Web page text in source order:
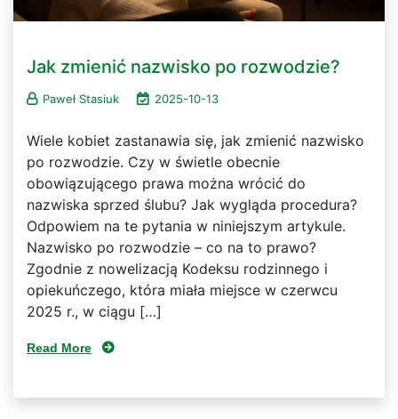
Jak zmienić nazwisko po rozwodzie?
Paweł Stasiuk 2025-10-13
Wiele kobiet zastanawia się, jak zmienić nazwisko
po rozwodzie. Czy w świetle obecnie
obowiązującego prawa można wrócić do
nazwiska sprzed ślubu? Jak wygląda procedura?
Odpowiem na te pytania w niniejszym artykule.
Nazwisko po rozwodzie – co na to prawo?
Zgodnie z nowelizacją Kodeksu rodzinnego i
opiekuńczego, która miała miejsce w czerwcu
2025 r., w ciągu […]
Read More